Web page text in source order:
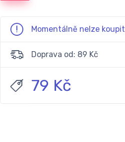
Momentálně nelze koupit
Doprava od: 89 Kč
79 Kč